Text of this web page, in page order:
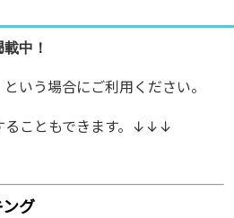
中！
いう場合にご利用ください。
ることもできます。↓↓↓
グ